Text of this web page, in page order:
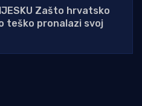
Zašto hrvatsko
teško pronalazi svoj